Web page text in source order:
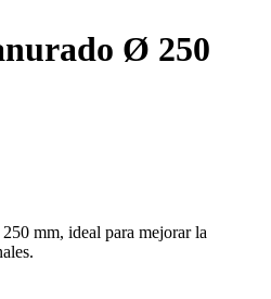
Ø 250
mm, ideal para mejorar la